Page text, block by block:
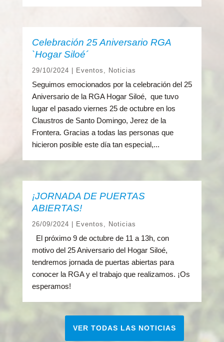
Celebración 25 Aniversario RGA
`Hogar Siloé´
29/10/2024 Eventos Noticias
Seguimos emocionados por la celebración del 25
Aniversario de la RGA Hogar Siloé, que tuvo
lugar el pasado viernes 25 de octubre en los
Claustros de Santo Domingo, Jerez de la
Frontera. Gracias a todas las personas que
hicieron posible este día tan especial,...
¡JORNADA DE PUERTAS
ABIERTAS!
26/09/2024 Eventos , Noticias
El próximo 9 de octubre de 11 a 13h, con
motivo del 25 Aniversario del Hogar Siloé,
tendremos jornada de puertas abiertas para
conocer la RGA y el trabajo que realizamos. ¡Os
esperamos!
VER TODAS LAS NOTICIAS